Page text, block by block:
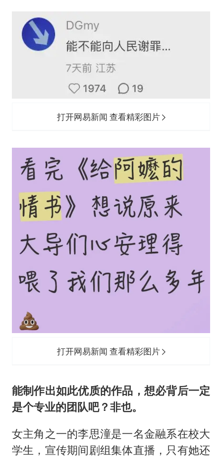
打开网易新闻 查看精彩图片
打开网易新闻 查看精彩图片
能制作出如此优质的作品，想必背后一定
是个专业的团队吧？非也。
女主角之一的李思潼是一名金融系在校大
学生，宣传期间剧组集体直播，只有她还